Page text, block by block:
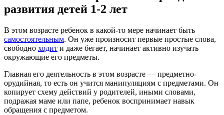
развития детей 1-2 лет
В этом возрасте ребенок в какой-то мере начинает быть
самостоятельным. Он уже произносит первые простые слова,
свободно ходит и даже бегает, начинает активно изучать
окружающие его предметы.
Главная его деятельность в этом возрасте — предметно-
орудийная, то есть он учится манипуляциям с предметами. Он
копирует схему действий у родителей, иными словами,
подражая маме или папе, ребенок воспринимает навык
обращения с предметом.